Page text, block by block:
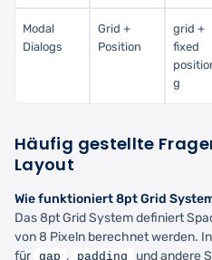
Modal
Dialogs
Grid +
Position
grid +
fixed
g
Häufig gestellte
Layout
Wie funktioniert 8pt Grid
Das 8pt Grid System definiert
von 8 Pixeln berechnet werden.
für gap , padding und andere